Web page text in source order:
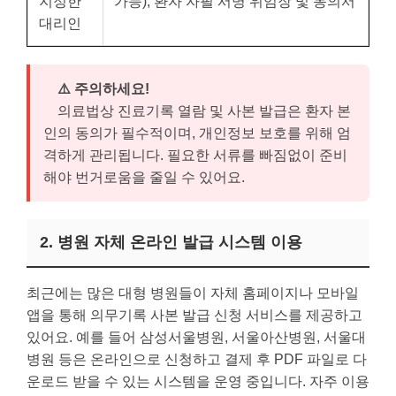
대리인
⚠️ 주의하세요!
의료법상 진료기록 열람 및 사본 발급은 환자 본
인의 동의가 필수적이며, 개인정보 보호를 위해 엄
격하게 관리됩니다. 필요한 서류를 빠짐없이 준비
해야 번거로움을 줄일 수 있어요.
2. 병원 자체 온라인 발급 시스템 이용
최근에는 많은 대형 병원들이 자체 홈페이지나 모바일
앱을 통해 의무기록 사본 발급 신청 서비스를 제공하고
있어요. 예를 들어 삼성서울병원, 서울아산병원, 서울대
병원 등은 온라인으로 신청하고 결제 후 PDF 파일로 다
운로드 받을 수 있는 시스템을 운영 중입니다. 자주 이용